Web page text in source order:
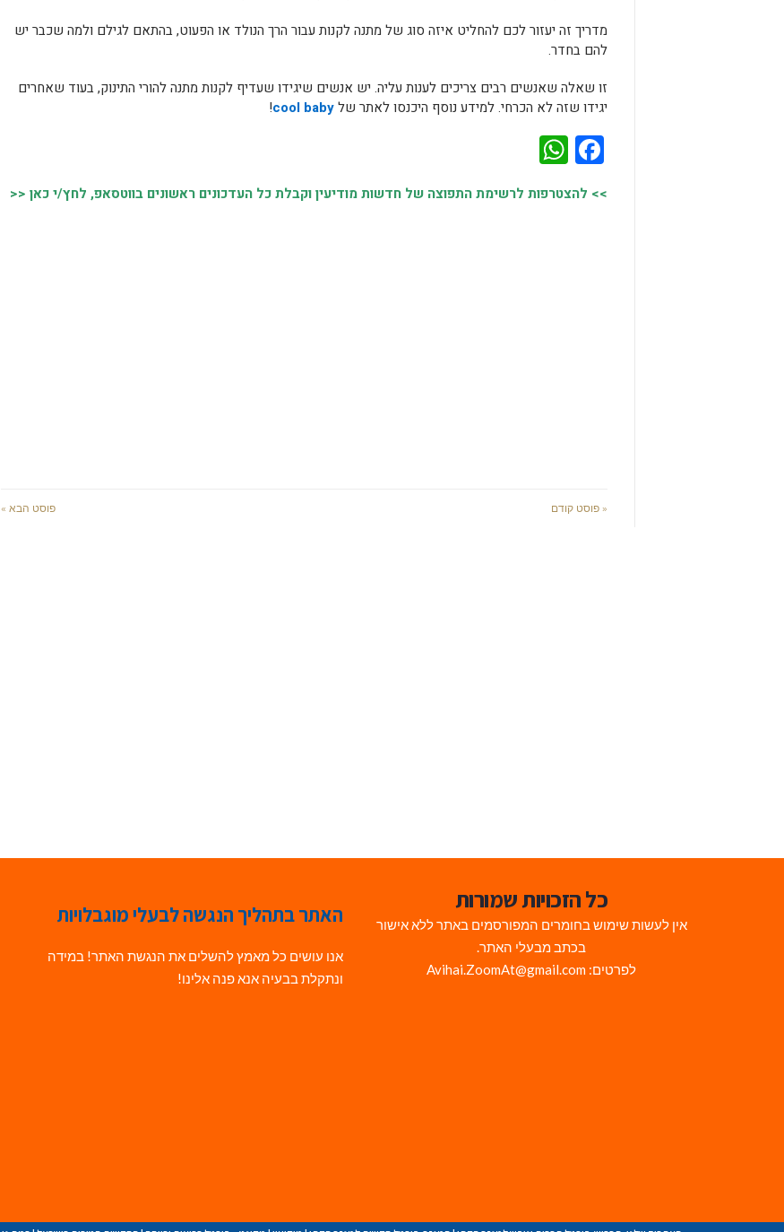
מדריך זה יעזור לכם להחליט איזה סוג של מתנה לקנות עבור הרך הנולד או הפעוט, בהתאם לגילם ולמה שכבר יש
להם בחדר.
זו שאלה שאנשים רבים צריכים לענות עליה. יש אנשים שיגידו שעדיף לקנות מתנה להורי התינוק, בעוד שאחרים
יגידו שזה לא הכרחי. למידע נוסף היכנסו לאתר שלcool baby
!
Facebook
>> להצטרפות לרשימת התפוצה של חדשות מודיעין וקבלת כל העדכונים ראשונים בווטסאפ, לחץ/י כאן <<
« פוסט קודם פוסט הבא »
כל הזכויות שמורות
אין לעשות שימוש בחומרים המפורסמים באתר ללא אישור
בכתב מבעלי האתר.
לפרטים: Avihai.ZoomAt@gmail.com
האתר בתהליך הנגשה לבעלי מוגבלויות
אנו עושים כל מאמץ להשלים את הנגשת האתר! במידה
ונתקלת בבעיה אנא פנה אלינו!